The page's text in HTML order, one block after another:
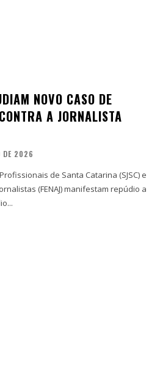
NOVO CASO DE
A JORNALISTA
DE 2026
de Santa Catarina (SJSC) e
(FENAJ) manifestam repúdio a